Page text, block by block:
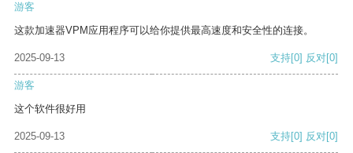
游客
这款加速器VPM应用程序可以给你提供最高速度和安全性的连接。
2025-09-13 支持[0] 反对[0]
游客
这个软件很好用
2025-09-13 支持[0] 反对[0]